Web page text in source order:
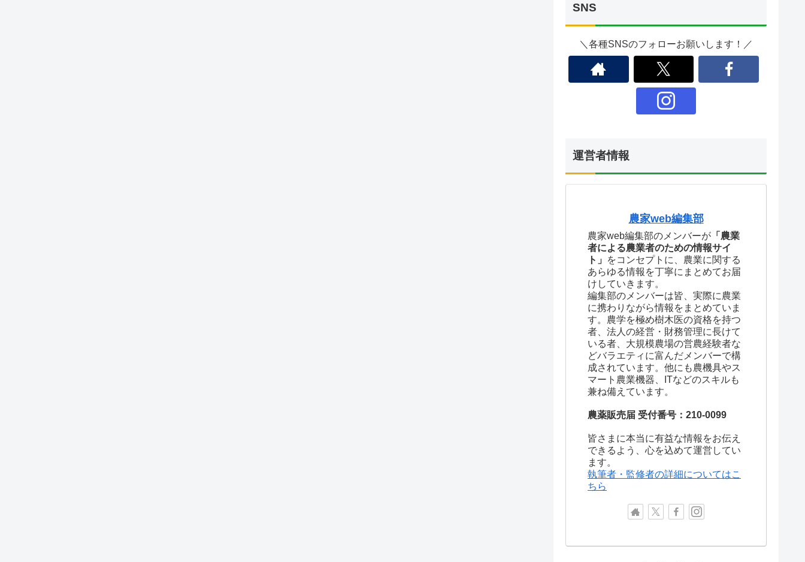
SNS
＼各種SNSのフォローお願いします！／
運営者情報
農家web編集部
農家web編集部のメンバーが 「農業
者による農業者のための情報サイ
ト」
をコンセプトに、農業に関する
あらゆる情報を丁寧にまとめてお届
けしていきます。
編集部のメンバーは皆、実際に農業
に携わりながら情報をまとめていま
す。農学を極め樹木医の資格を持つ
者、法人の経営・財務管理に長けて
いる者、大規模農場の営農経験者な
どバラエティに富んだメンバーで構
成されています。他にも農機具やス
マート農業機器、ITなどのスキルも
兼ね備えています。
農薬販売届 受付番号：210-0099
皆さまに本当に有益な情報をお伝え
できるよう、心を込めて運営してい
ます。
執筆者・監修者の詳細についてはこ
ちら